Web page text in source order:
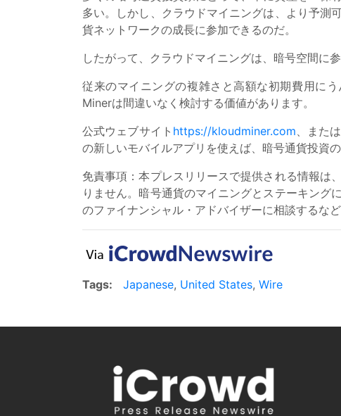
多い。しかし、クラウドマイニングは、より予測
貨ネットワークの成長に参加できるのだ。
したがって、クラウドマイニングは、暗号空間に
従来のマイニングの複雑さと高額な初期費用に
Minerは間違いなく検討する価値があります。
公式ウェブサイト https://kloudminer.com 、または
の新しいモバイルアプリを使えば、暗号通貨投資
免責事項：本プレスリリースで提供される情報は
りません。暗号通貨のマイニングとステーキング
のファイナンシャル・アドバイザーに相談するな
Tags: Japanese, United States, Wire